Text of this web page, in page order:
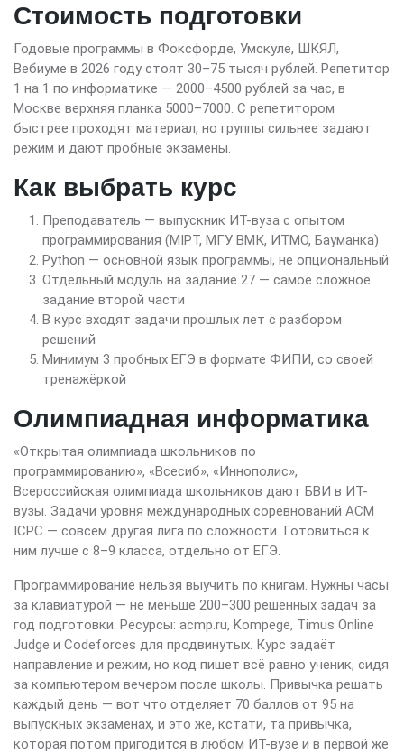
Стоимость подготовки
Годовые программы в Фоксфорде, Умскуле, ШКЯЛ,
Вебиуме в 2026 году стоят 30–75 тысяч рублей. Репетитор
1 на 1 по информатике — 2000–4500 рублей за час, в
Москве верхняя планка 5000–7000. С репетитором
быстрее проходят материал, но группы сильнее задают
режим и дают пробные экзамены.
Как выбрать курс
Преподаватель — выпускник ИТ-вуза с опытом
программирования (MIPT, МГУ ВМК, ИТМО, Бауманка)
Python — основной язык программы, не опциональный
Отдельный модуль на задание 27 — самое сложное
задание второй части
В курс входят задачи прошлых лет с разбором
решений
Минимум 3 пробных ЕГЭ в формате ФИПИ, со своей
тренажёркой
Олимпиадная информатика
«Открытая олимпиада школьников по
программированию», «Всесиб», «Иннополис»,
Всероссийская олимпиада школьников дают БВИ в ИТ-
вузы. Задачи уровня международных соревнований ACM
ICPC — совсем другая лига по сложности. Готовиться к
ним лучше с 8–9 класса, отдельно от ЕГЭ.
Программирование нельзя выучить по книгам. Нужны часы
за клавиатурой — не меньше 200–300 решённых задач за
год подготовки. Ресурсы: acmp.ru, Kompege, Timus Online
Judge и Codeforces для продвинутых. Курс задаёт
направление и режим, но код пишет всё равно ученик, сидя
за компьютером вечером после школы. Привычка решать
каждый день — вот что отделяет 70 баллов от 95 на
выпускных экзаменах, и это же, кстати, та привычка,
которая потом пригодится в любом ИТ-вузе и в первой же